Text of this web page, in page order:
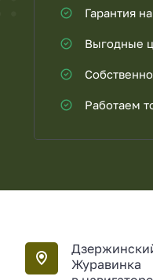
Гарантия
Выгодные
Работаем
Журавинка